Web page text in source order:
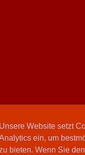
Unsere Website setzt
ein, um
bieten. Wenn Sie